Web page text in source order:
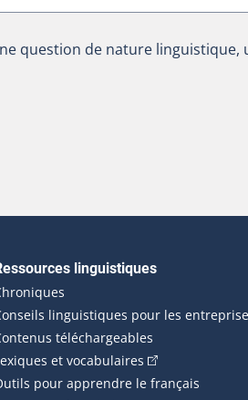
question de nature linguistique,
s'ouvrira dans une nouvelle fenêtre.)
linguistiques
linguistiques pour les
téléchargeables
et vocabulaires (Cet hyperlien
pour apprendre le français